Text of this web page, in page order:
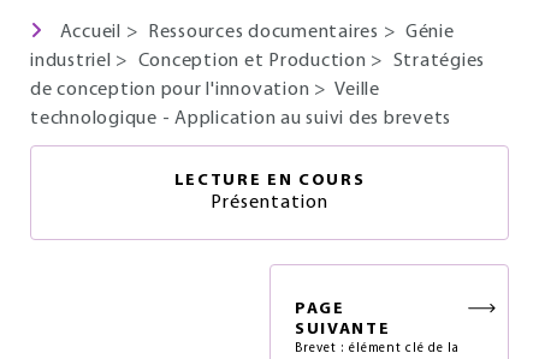
Accueil > Ressources documentaires > Génie
industriel > Conception et Production > Stratégies
de conception pour l'innovation >Veille
technologique - Application au suivi des brevets
LECTURE EN COURS
Présentation
PAGE
SUIVANTE
Brevet : élément clé de la